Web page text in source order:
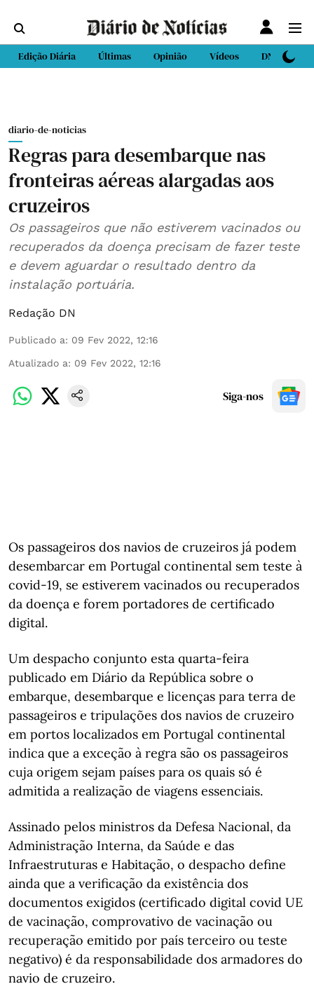
Edição Diária Últimas Opinião Vídeos DN Sport
diario-de-noticias
Regras para desembarque nas
fronteiras aéreas alargadas aos
cruzeiros
Os passageiros que não estiverem vacinados ou
recuperados da doença precisam de fazer teste
e devem aguardar o resultado dentro da
instalação portuária.
Redação DN
Publicado a: 09 Fev 2022, 12:16
Atualizado a: 09 Fev 2022, 12:16
Siga-nos
Os passageiros dos navios de cruzeiros já podem
desembarcar em Portugal continental sem teste à
covid-19, se estiverem vacinados ou recuperados
da doença e forem portadores de certificado
digital.
Um despacho conjunto esta quarta-feira
publicado em Diário da República sobre o
embarque, desembarque e licenças para terra de
passageiros e tripulações dos navios de cruzeiro
em portos localizados em Portugal continental
indica que a exceção à regra são os passageiros
cuja origem sejam países para os quais só é
admitida a realização de viagens essenciais.
Assinado pelos ministros da Defesa Nacional, da
Administração Interna, da Saúde e das
Infraestruturas e Habitação, o despacho define
ainda que a verificação da existência dos
documentos exigidos (certificado digital covid UE
de vacinação, comprovativo de vacinação ou
recuperação emitido por país terceiro ou teste
negativo) é da responsabilidade dos armadores do
navio de cruzeiro.